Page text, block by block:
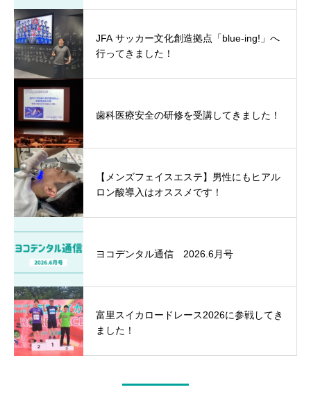
JFA サッカー文化創造拠点「blue-ing!」へ
行ってきました！
歯科医療安全の研修を受講してきました！
【メンズフェイスエステ】男性にもヒアル
ロン酸導入はオススメです！
ヨコデンタル通信 2026.6月号
富里スイカロードレース2026に参戦してき
ました！